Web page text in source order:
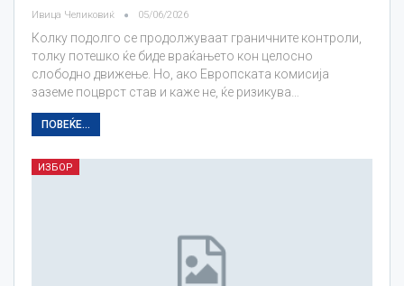
Ивица Челиковиќ 05/06/2026
Колку подолго се продолжуваат граничните контроли,
толку потешко ќе биде враќањето кон целосно
слободно движење. Но, ако Европската комисија
заземе поцврст став и каже не, ќе ризикува…
ПОВЕЌЕ...
ИЗБОР